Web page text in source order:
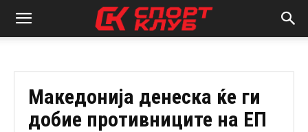
Македонија денеска ќе ги
добие противниците на ЕП